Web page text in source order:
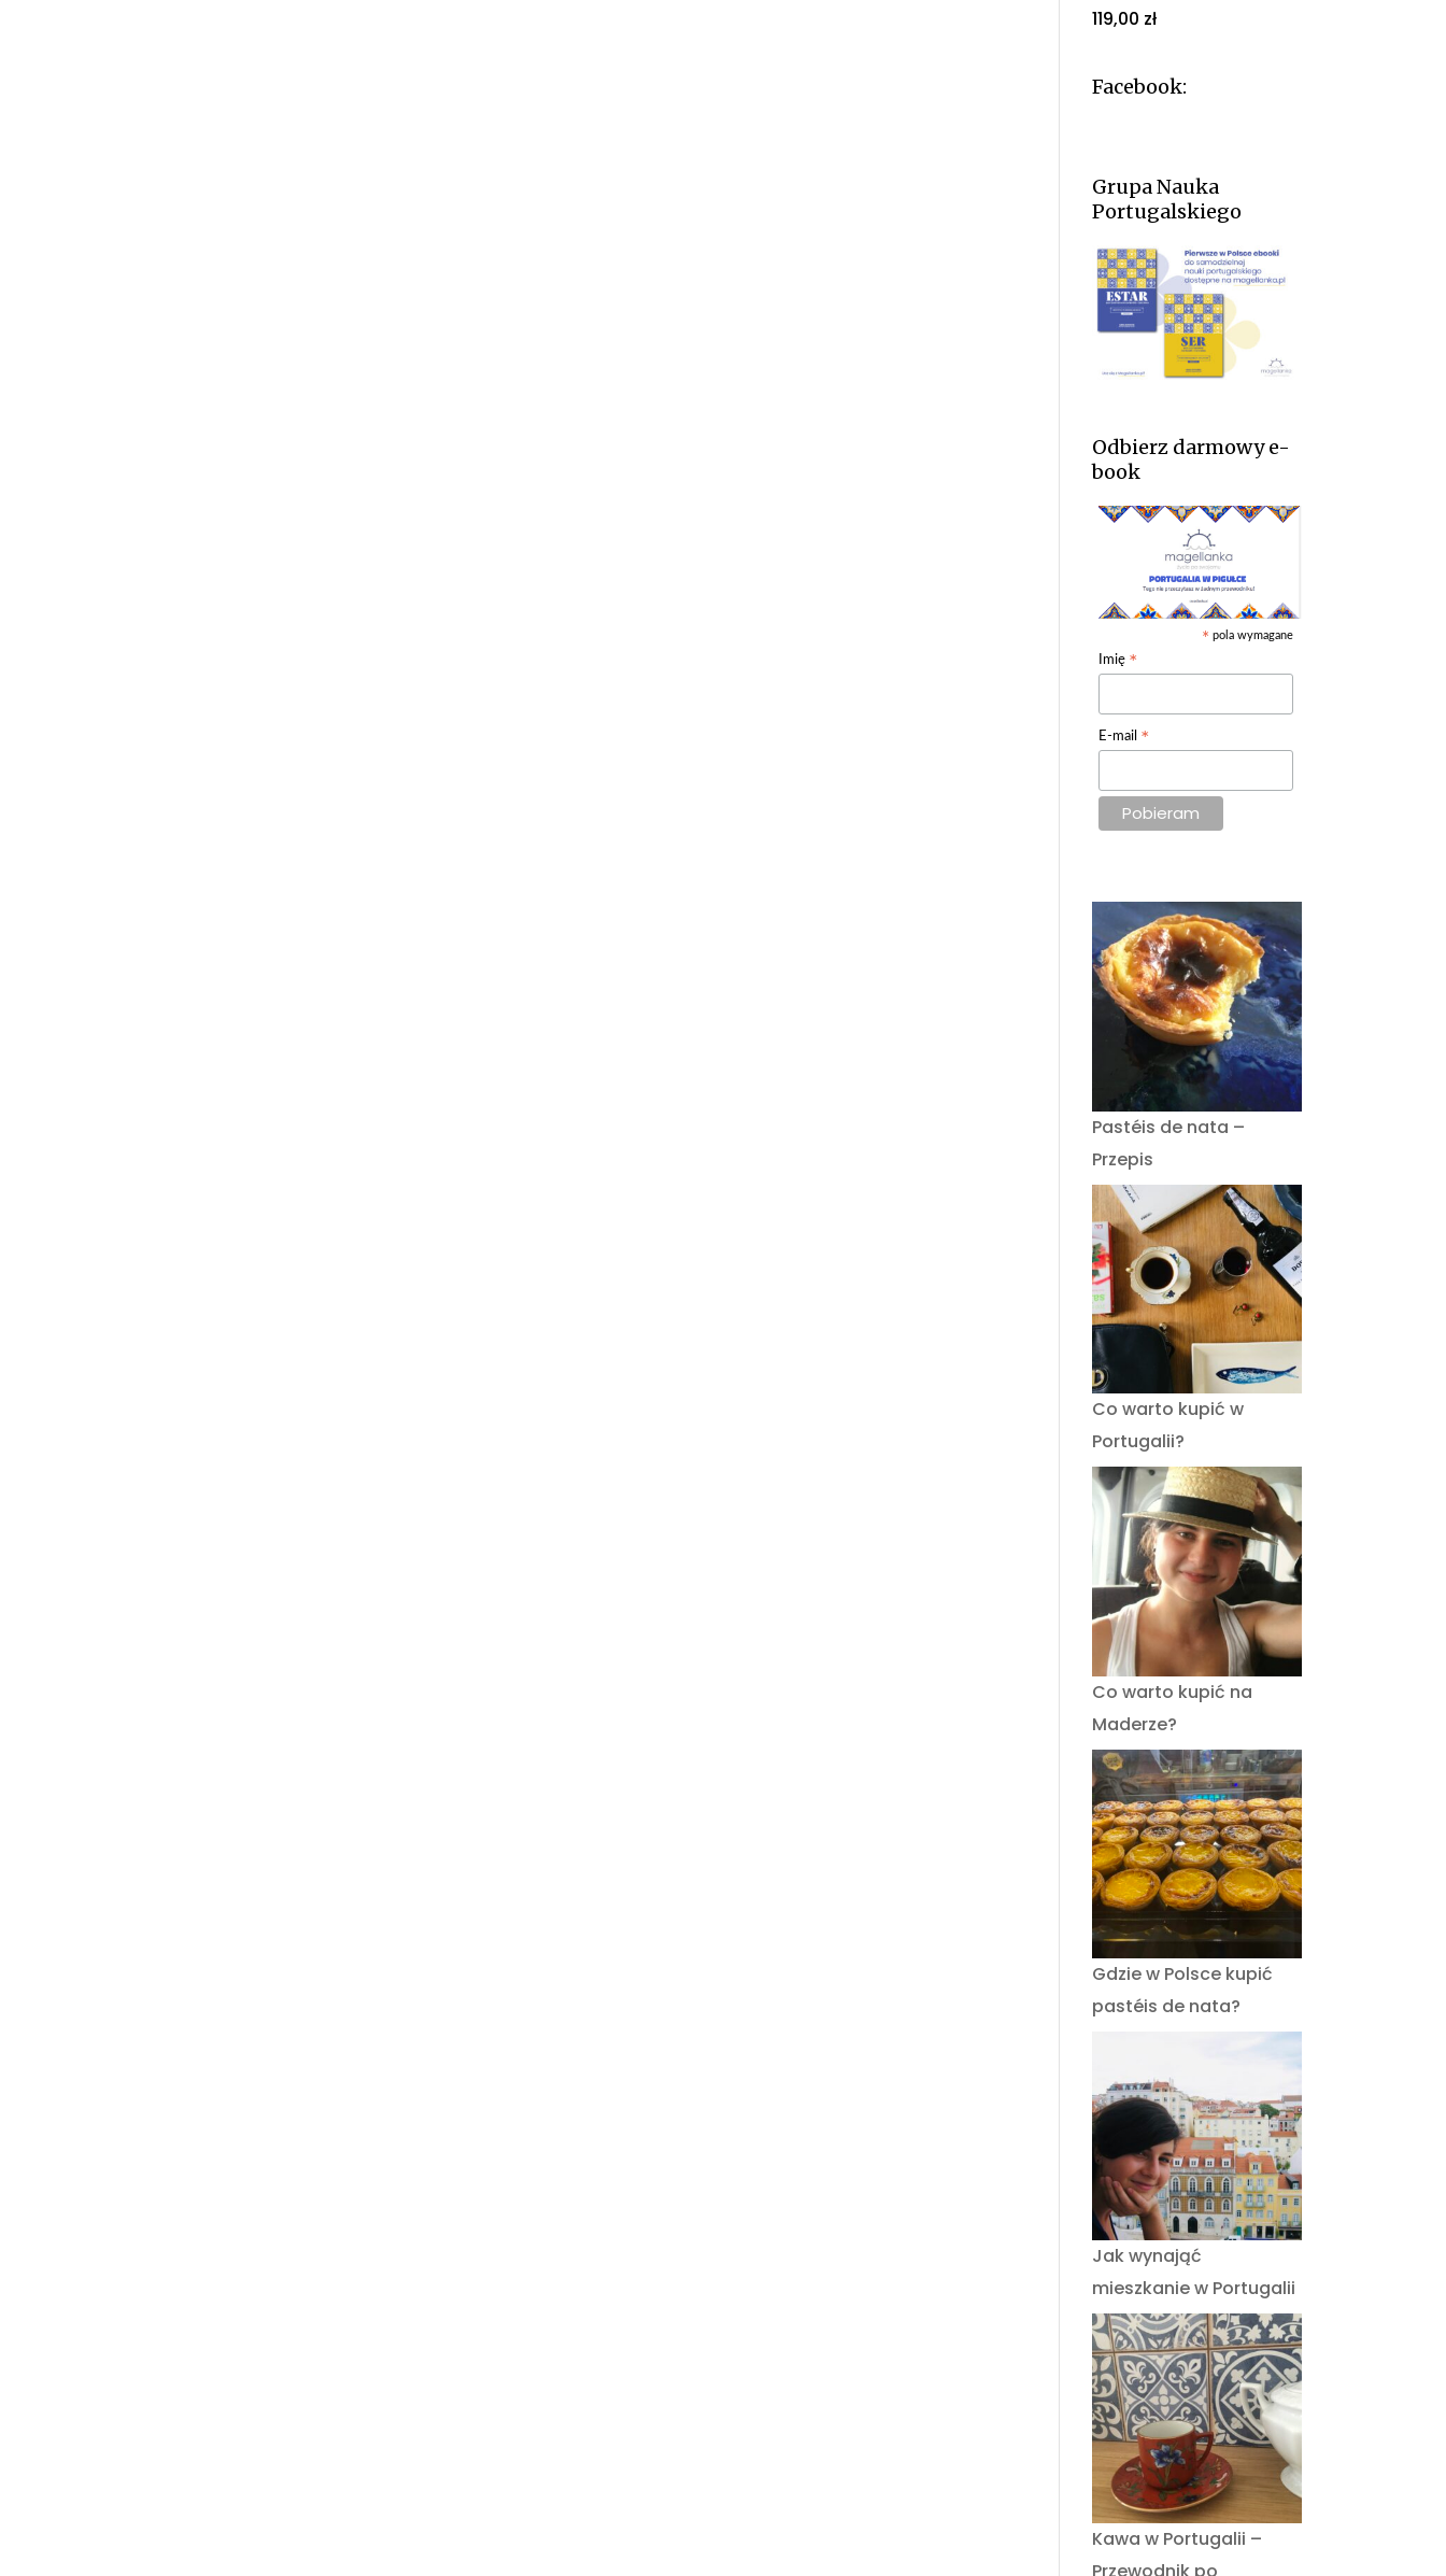
119,00 zł
Facebook:
Grupa Nauka
Portugalskiego
Odbierz darmowy e-
book
* pola wymagane
Imię *
E-mail *
Pastéis de nata –
Przepis
Co warto kupić w
Portugalii?
Co warto kupić na
Maderze?
Gdzie w Polsce kupić
pastéis de nata?
Jak wynająć
mieszkanie w Portugalii
Kawa w Portugalii –
Przewodnik po